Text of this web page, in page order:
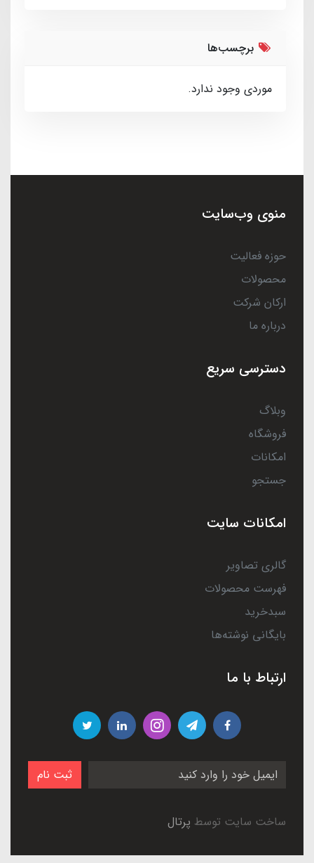
برچسب‌ها
موردی وجود ندارد.
منوی وب‌سایت
حوزه فعالیت
محصولات
ارکان شرکت
درباره ما
دسترسی سریع
وبلاگ
فروشگاه
امکانات
جستجو
امکانات سایت
گالری تصاویر
فهرست محصولات
سبدخرید
بایگانی نوشته‌ها
ارتباط با ما
ثبت نام
ساخت سایت توسط پرتال